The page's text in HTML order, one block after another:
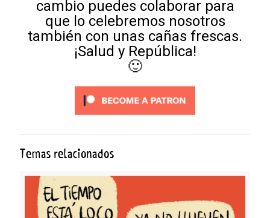
cambio puedes colaborar para
que lo celebremos nosotros
también con unas cañas frescas.
¡Salud y República!
🙂
Temas relacionados